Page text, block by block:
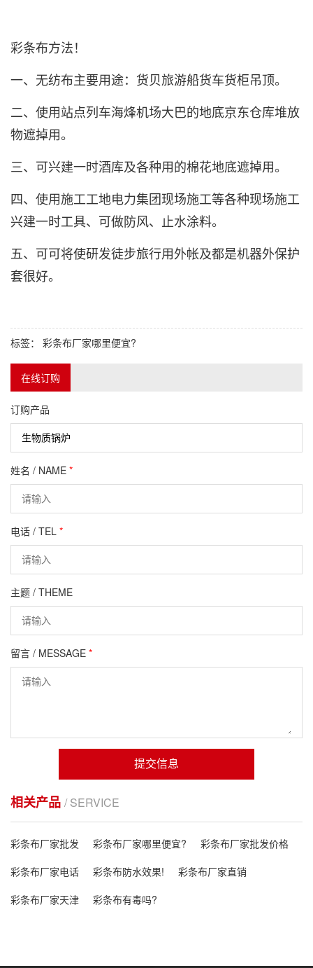
彩条布方法！
一、无纺布主要用途：货贝旅游船货车货柜吊顶。
二、使用站点列车海烽机场大巴的地底京东仓库堆放
物遮掉用。
三、可兴建一时酒库及各种用的棉花地底遮掉用。
四、使用施工工地电力集团现场施工等各种现场施工
兴建一时工具、可做防风、止水涂料。
五、可可将使研发徒步旅行用外帐及都是机器外保护
套很好。
标签： 彩条布厂家哪里便宜?
在线订购
订购产品
姓名 / NAME *
电话 / TEL *
主题 / THEME
留言 / MESSAGE *
提交信息
相关产品 / SERVICE
彩条布厂家批发 彩条布厂家哪里便宜?
彩条布厂家批发价格
彩条布厂家电话
彩条布防水效果!
彩条布厂家直销
彩条布厂家天津
彩条布有毒吗?